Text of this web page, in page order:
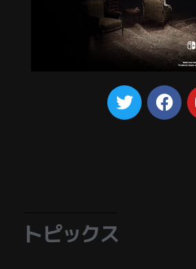
トピックス